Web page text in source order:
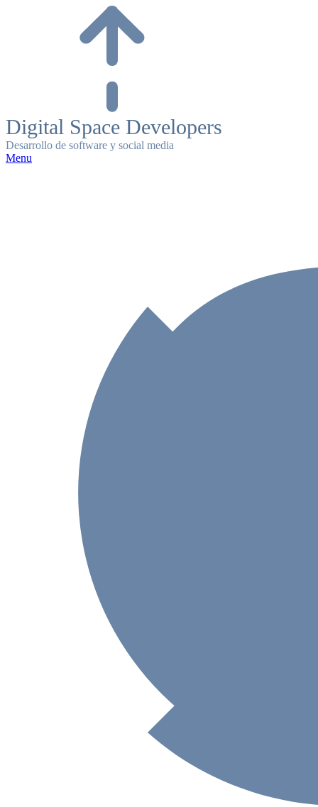
Digital Space Developers
Desarrollo de software y social media
Menu